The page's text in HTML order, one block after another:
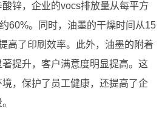
锌，企业的vocs排放量从每平方
60%。同时，油墨的干燥时间从15
高了印刷效率。此外，油墨的附着
提升，客户满意度明显提高。这
，保护了员工健康，还提高了企